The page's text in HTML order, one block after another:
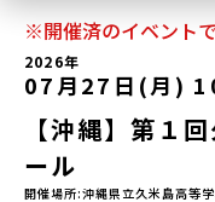
奨学金について
イベント参加方法
※開催済のイベント
2026年
07月27日(月)
【沖縄】第１
ール
開催場所 沖縄県立久米島高等